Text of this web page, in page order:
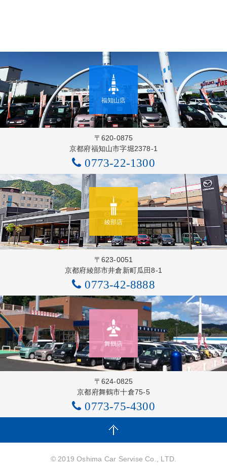
福知山店
〒620-0875
京都府福知山市字堀2378-1
0773-22-1300
綾部店
〒623-0051
京都府綾部市井倉新町瓜田8-1
0773-42-8888
舞鶴店
〒624-0825
京都府舞鶴市十倉75-5
0773-75-4300
© 2019 Oshima Car Servise Co., LTD.